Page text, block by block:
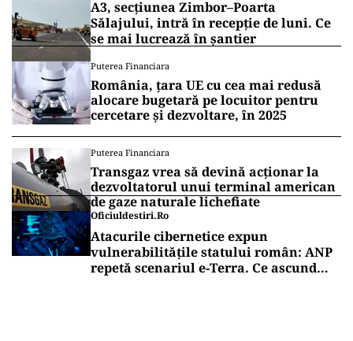
A3, secțiunea Zimbor–Poarta
Sălajului, intră în recepție de luni. Ce
se mai lucrează în șantier
Puterea Financiara
România, țara UE cu cea mai redusă
alocare bugetară pe locuitor pentru
cercetare și dezvoltare, în 2025
Puterea Financiara
Transgaz vrea să devină acționar la
dezvoltatorul unui terminal american
de gaze naturale lichefiate
Oficiuldestiri.ro
Atacurile cibernetice expun
vulnerabilitățile statului român: ANP
repetă scenariul e‑Terra. Ce ascund